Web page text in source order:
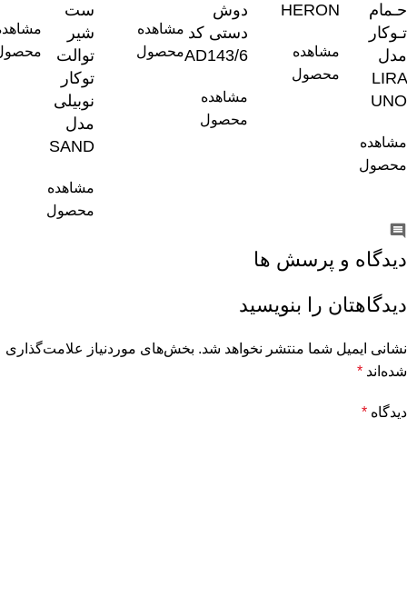
حـمام
تـوکار
مدل
LIRA
UNO
مشاهده
محصول
HERON
مشاهده
محصول
دوش
دستی کد
AD143/6
مشاهده
محصول
مشاهده
محصول
ست
شیر
توالت
توکار
نوبیلی
مدل
SAND
مشاهده
محصول
دیدگاه و پرسش ها
دیدگاهتان را بنویسید
نشانی ایمیل شما منتشر نخواهد شد. بخش‌های موردنیاز علامت‌گذاری
شده‌اند *
دیدگاه *